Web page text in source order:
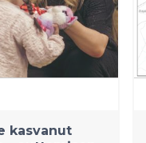
kasvanut